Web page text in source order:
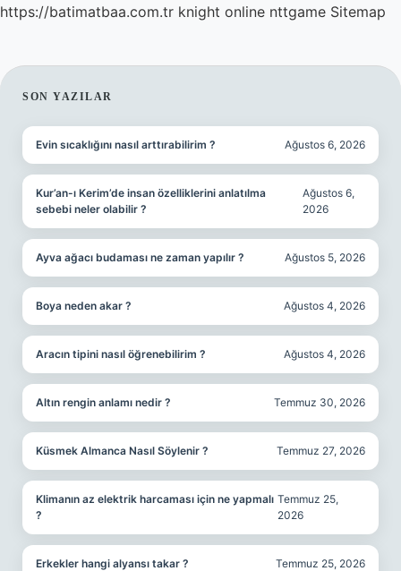
https://batimatbaa.com.tr knight online nttgame Sitemap
SIDEBAR
SON YAZILAR
Evin sıcaklığını nasıl arttırabilirim ? Ağustos 6, 2026
Kur’an-ı Kerim’de insan özelliklerini anlatılma
sebebi neler olabilir ?
Ağustos 6,
2026
Ayva ağacı budaması ne zaman yapılır ? Ağustos 5, 2026
Boya neden akar ? Ağustos 4, 2026
Aracın tipini nasıl öğrenebilirim ? Ağustos 4, 2026
Altın rengin anlamı nedir ? Temmuz 30, 2026
Küsmek Almanca Nasıl Söylenir ? Temmuz 27, 2026
Klimanın az elektrik harcaması için ne yapmalı
?
Temmuz 25,
2026
Erkekler hangi alyansı takar ? Temmuz 25, 2026